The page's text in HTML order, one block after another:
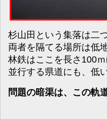
杉山田という集落は二
両者を隔てる場所は低
林鉄はここを長さ100
並行する県道にも、低
問題の暗渠は、この軌